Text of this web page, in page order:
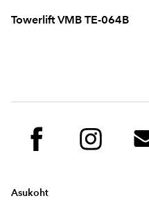
Towerlift VMB TE-064B
Asukoht